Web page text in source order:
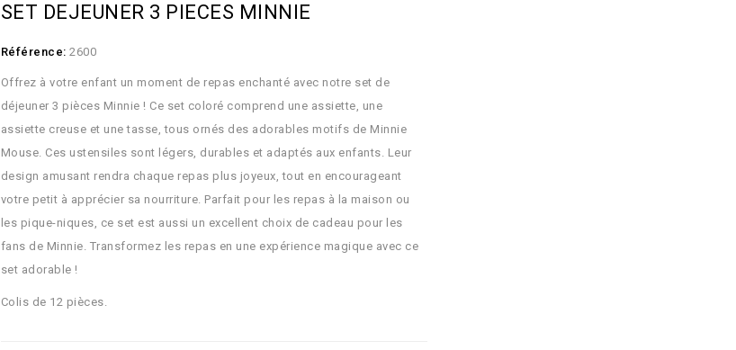
SET DEJEUNER 3 PIECES MINNIE
Référence: 2600
Offrez à votre enfant un moment de repas enchanté avec notre set de
déjeuner 3 pièces Minnie ! Ce set coloré comprend une assiette, une
assiette creuse et une tasse, tous ornés des adorables motifs de Minnie
Mouse. Ces ustensiles sont légers, durables et adaptés aux enfants. Leur
design amusant rendra chaque repas plus joyeux, tout en encourageant
votre petit à apprécier sa nourriture. Parfait pour les repas à la maison ou
les pique-niques, ce set est aussi un excellent choix de cadeau pour les
fans de Minnie. Transformez les repas en une expérience magique avec ce
set adorable !
Colis de 12 pièces.